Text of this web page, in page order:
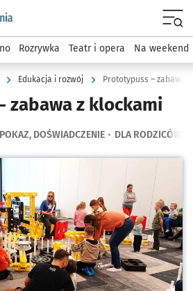
podserwis: Wydarzenia
Rozrywka Teatr i opera Na weekend
Edukacja i rozwój Prototypuss – zabawa
zabawa z klockami
POKAZ, DOŚWIADCZENIE DLA RODZICÓW